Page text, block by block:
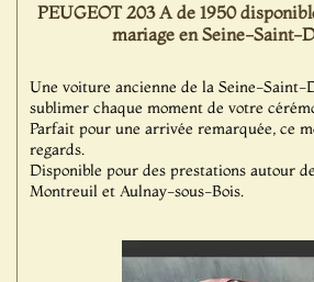
PEUGEOT 203 A de 1950
mariage en Seine-Saint-
Une voiture ancienne de la Seine-Saint-
sublimer chaque moment de votre
Parfait pour une arrivée remarquée, ce
regards.
Disponible pour des prestations autour
Montreuil et Aulnay-sous-Bois.